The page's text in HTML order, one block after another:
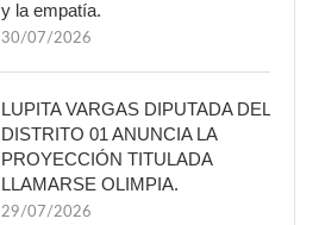
y la empatía.
30/07/2026
LUPITA VARGAS DIPUTADA DEL
DISTRITO 01 ANUNCIA LA
PROYECCIÓN TITULADA
LLAMARSE OLIMPIA.
29/07/2026